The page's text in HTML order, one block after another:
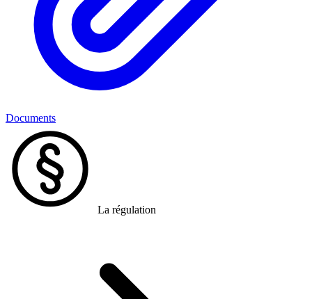
Documents
La régulation